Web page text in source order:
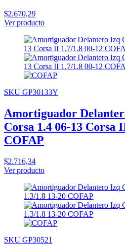
$2.670,29
Ver producto
SKU GP30133Y
Amortiguador
Corsa 1.4 06-13 Corsa
COFAP
$2.716,34
Ver producto
SKU GP30521